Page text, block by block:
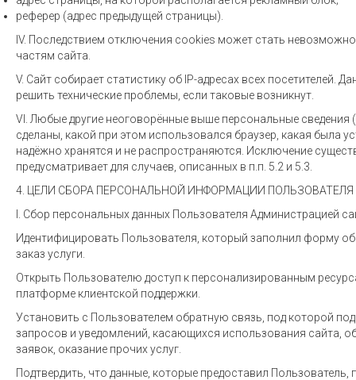
реферер (адрес предыдущей страницы).
IV. Последствием отключения cookies может стать
частям сайта.
V. Сайт собирает статистику об IP-адресах всех посетителей.
решить технические проблемы, если таковые возникнут.
VI. Любые другие неоговорённые выше персональные сведения
сделаны, какой при этом использовался браузер, какая была
надёжно хранятся и не распространяются. Исключение
предусматривает для случаев, описанных в п.п. 5.2 и 5.3.
4. ЦЕЛИ СБОРА ПЕРСОНАЛЬНОЙ ИНФОРМАЦИИ ПОЛЬЗОВАТЕЛЯ
I. Сбор персональных данных Пользователя Администрацией
Идентифицировать Пользователя, который заполнил форму
заказ услуги.
Открыть Пользователю доступ к персонализированным
платформе клиентской поддержки.
Установить с Пользователем обратную связь, под которой
запросов и уведомлений, касающихся использования сайта,
заявок, оказание прочих услуг.
Подтвердить, что данные, которые предоставил